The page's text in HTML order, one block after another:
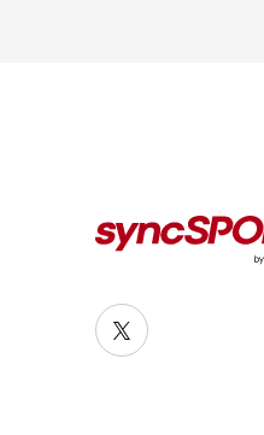
#アスリートのセカンドキャリア
すべてのタグ
#渡辺皓太 #Sports for Everyone